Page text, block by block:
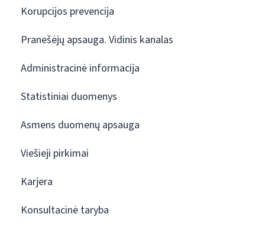
Korupcijos prevencija
Pranešėjų apsauga. Vidinis kanalas
Administracinė informacija
Statistiniai duomenys
Asmens duomenų apsauga
Viešieji pirkimai
Karjera
Konsultacinė taryba